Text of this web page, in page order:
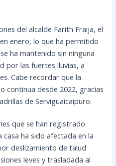
del alcalde Farith Fraija, el
enero, lo que ha permitido
ha mantenido sin ninguna
por las fuertes lluvias, a
Cabe recordar que la
continua desde 2022, gracias
de Serviguaicaipuro.
que se han registrado
casa ha sido afectada en la
deslizamiento de talud
leves y trasladada al